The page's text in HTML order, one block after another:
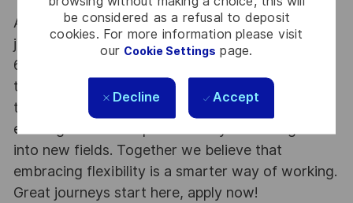
be considered as a refusal to deposit
cookies. For more information please visit
our Cookie Settings page.
Decline Accept
At Thales we provide CAREERS and not only
jobs. With Thales employing 80,000 employees in
68 countries our mobility policy enables
thousands of employees each year to develop
their careers at home and abroad, in their
existing areas of expertise or by branching out
into new fields. Together we believe that
embracing flexibility is a smarter way of working.
Great journeys start here, apply now!